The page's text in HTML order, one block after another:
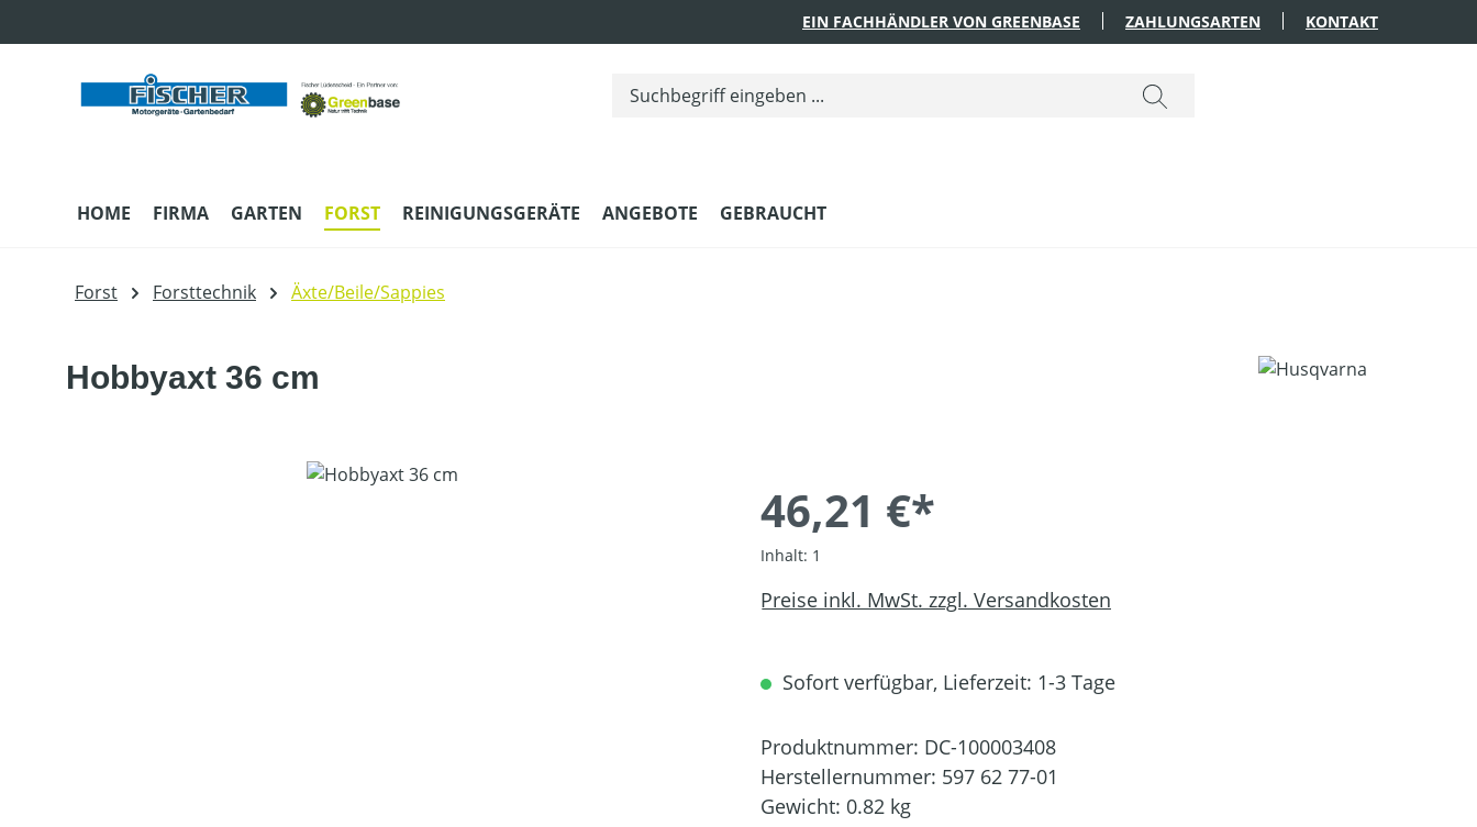
EIN FACHHÄNDLER VON GREENBASE ZAHLUNGSARTEN KONTAKT
HOME FIRMA GARTEN FORST REINIGUNGSGERÄTE ANGEBOTE GEBRAUCHT
Forst Forsttechnik Äxte/Beile/Sappies
Hobbyaxt 36 cm
46,21 €*
Inhalt: 1
Preise inkl. MwSt. zzgl. Versandkosten
Sofort verfügbar, Lieferzeit: 1-3 Tage
Produktnummer: DC-100003408
Herstellernummer: 597 62 77-01
Gewicht: 0.82 kg